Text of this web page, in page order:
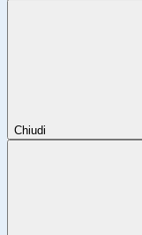
Chiudi